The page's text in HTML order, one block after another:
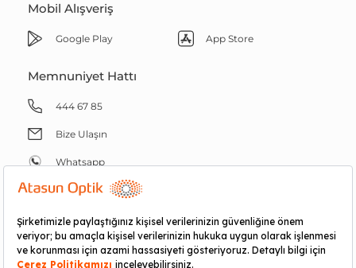
Mobil Alışveriş
Google Play App Store
Memnuniyet Hattı
444 67 85
Bize Ulaşın
Whatsapp